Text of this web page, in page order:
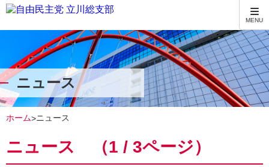
ニュース
ホーム>ニュース
ニュース （1 / 3ページ）
MENU